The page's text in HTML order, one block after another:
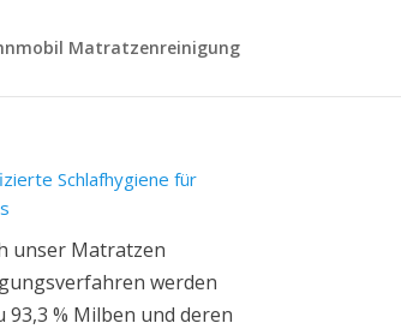
Matratzenreinigung
Schlafhygiene für
unser Matratzen
werden
93,3 % Milben und deren